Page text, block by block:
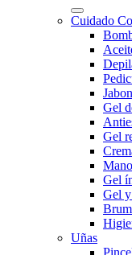
Cuidado
Gel
Gel
Gel
Gel
Uñas